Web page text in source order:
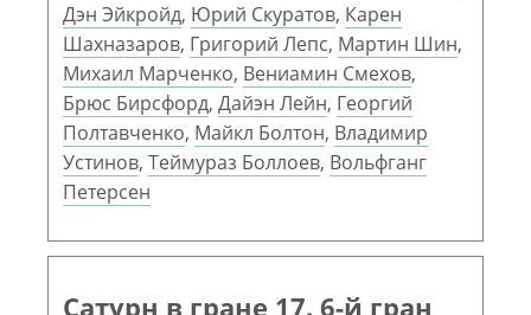
Дэн Эйкройд, Юрий Скуратов, Карен
Шахназаров, Григорий Лепс, Мартин Шин,
Михаил Марченко, Вениамин Смехов,
Брюс Бирсфорд, Дайэн Лейн, Георгий
Полтавченко, Майкл Болтон, Владимир
Устинов, Теймураз Боллоев, Вольфганг
Петерсен
Сатурн в гране 17. 6-й гран